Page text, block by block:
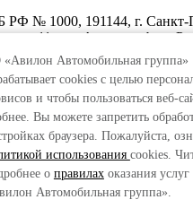
Автомобильная группа»
cookies с целью
и чтобы пользоваться веб-
Вы можете запретить
браузера. Пожалуйста,
использования cookies.
о правилахоказания
Автомобильная группа».
РФ № 1000, 191144, г. Санкт-
д.11, лит.А. www.vtb.ru.